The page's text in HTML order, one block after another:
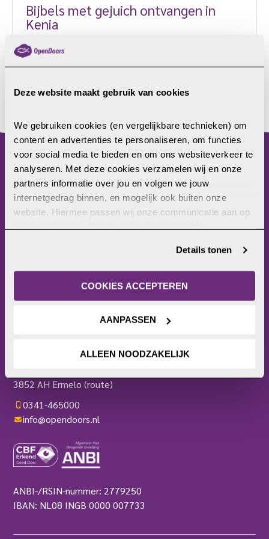
Deze website maakt gebruik van cookies
We gebruiken cookies (en vergelijkbare technieken) om
content en advertenties te personaliseren, om functies
voor social media te bieden en om ons websiteverkeer te
analyseren. Met deze cookies verzamelen wij en onze
partners informatie over jou en volgen we jouw
internetgedrag binnen, en mogelijk ook buiten onze
website. Hiermee passen wij onze communicatie aan op
jouw voorkeuren. Ook kunnen we zo gerichte
internetgedrag. Je kunt je toestemming ook altijd wijzigen
of intrekken. Meer uitleg vind je in onze
privacyverklaring.
Details tonen
COOKIES ACCEPTEREN
AANPASSEN
ALLEEN NOODZAKELIJK
Bijbels met gejuich ontvangen in
Kenia
“Bedankt dat julllie ons een Bijbel hebben
gegeven!” Zo reageerde een groep Keniaanse
vrouwen, toen ze afgelopen maand dertig Bijbels in
het Swahili kregen van Open Doors. De vrouwen
wonen aan de oostkust van Kenia, waar veel
van Open Doors tijdens een reis van het
International Presence Ministry een kerk aan de kust
van Kenia. Samen met supporters overhandigden zij
Bijbels aan de kerkgemeenschap. […]
menu
Home
Christenvervolging
Wat kun jij doen?
Bezoekerscentrum
Actieplatform
Webshop
3852 AH Ermelo(route)
0341-465000
info@opendoors.nl
ANBI-/RSIN-nummer: 2779250
IBAN: NL08 INGB 0000 007733